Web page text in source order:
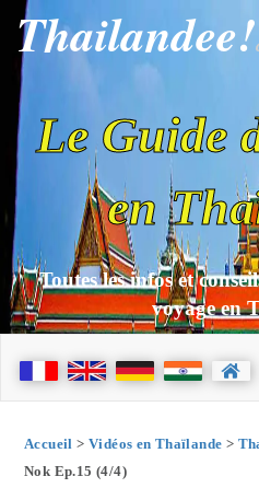
Thailandee!
Le Guide
en
Toutes les infos et
voyage en
Accueil > Vidéos en Thaïlande >
Nok Ep.15 (4/4)